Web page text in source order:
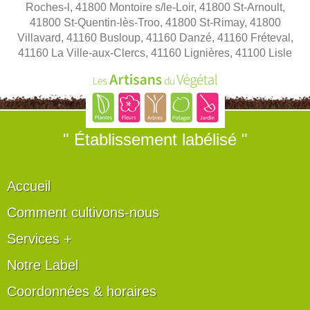
Roches-l, 41800 Montoire s/le-Loir, 41800 St-Arnoult,
41800 St-Quentin-lès-Troo, 41800 St-Rimay, 41800
Villavard, 41160 Busloup, 41160 Danzé, 41160 Fréteval,
41160 La Ville-aux-Clercs, 41160 Lignières, 41100 Lisle
" Établissement labélisé "
Accueil
Comment cultivons-nous
Services +
Notre Label
Coordonnées & horaires